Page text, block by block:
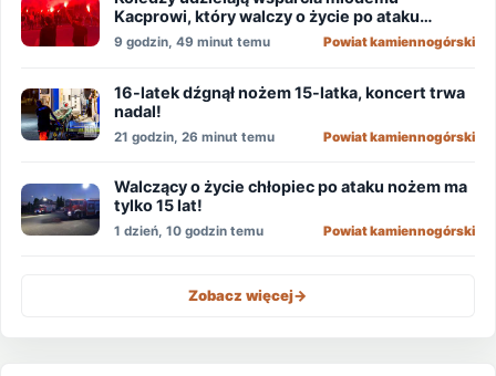
Kacprowi, który walczy o życie po ataku
nożownika!
9 godzin, 49 minut temu Powiat kamiennogórski
16-latek dźgnął nożem 15-latka, koncert trwa
nadal!
21 godzin, 26 minut temu Powiat kamiennogórski
Walczący o życie chłopiec po ataku nożem ma
tylko 15 lat!
1 dzień, 10 godzin temu Powiat kamiennogórski
Zobacz więcej->